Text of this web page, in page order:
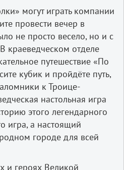
могут играть компании
провести вечер в
не просто весело, но и с
краеведческом отделе
путешествие «По
кубик и пройдёте путь,
к Троице-
настольная игра
этого легендарного
игра, а настоящий
городе для всей
и героях Великой